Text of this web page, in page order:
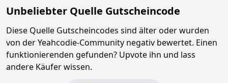
Unbeliebter Quelle Gutscheincode
Diese Quelle Gutscheincodes sind älter oder wurden
von der Yeahcodie-Community negativ bewertet. Einen
funktionierenden gefunden? Upvote ihn und lass
andere Käufer wissen.